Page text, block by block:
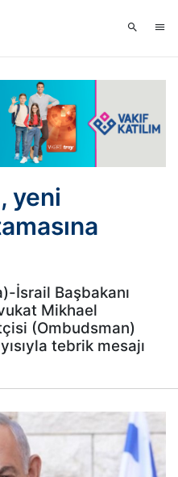
yeni
İsrail Başbakanı
Mikhael
(Ombudsman)
tebrik mesajı